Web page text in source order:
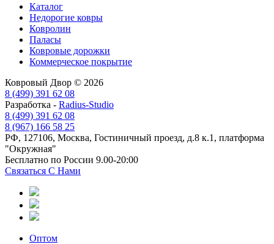
Каталог
Недорогие ковры
Ковролин
Паласы
Ковровые дорожки
Коммерческое покрытие
Ковровый Двор © 2026
8 (499) 391 62 08
Разработка - Radius-Studio
8 (499) 391 62 08
8 (967) 166 58 25
РФ, 127106, Москва, Гостиничный проезд, д.8 к.1, платформа
"Окружная"
Бесплатно по России 9.00-20:00
Связаться С Нами
Оптом